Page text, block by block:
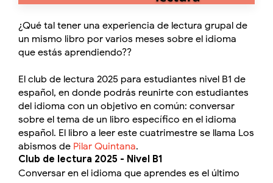
¿Qué tal tener una experiencia de lectura grupal de
un mismo libro por varios meses sobre el idioma
que estás aprendiendo??
El club de lectura 2025 para estudiantes nivel B1 de
español, en donde podrás reunirte con estudiantes
del idioma con un objetivo en común: conversar
sobre el tema de un libro específico en el idioma
español. El libro a leer este cuatrimestre se llama Los
abismos de Pilar Quintana.
Club de lectura 2025 - Nivel B1
Conversar en el idioma que aprendes es el último